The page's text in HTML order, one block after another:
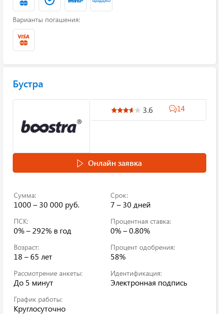
Варианты погашения:
Бустра
3.6 14
Онлайн заявка
Сумма:
1000 – 30 000 руб.
Срок:
7 – 30 дней
ПСК:
0% – 292% в год
Процентная ставка:
0% – 0.80%
Возраст:
18 – 65 лет
Процент одобрения:
58%
Рассмотрение анкеты:
До 5 минут
Идентификация:
Электронная подпись
График работы:
Круглосуточно